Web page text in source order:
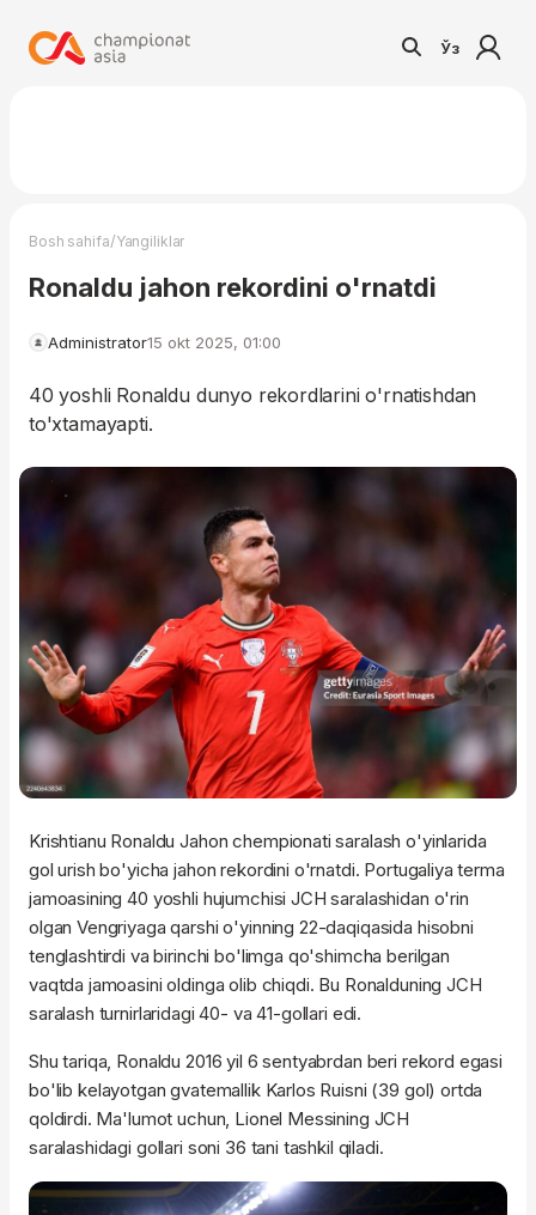
Ўз
Bosh sahifa/Yangiliklar
Ronaldu jahon rekordini o'rnatdi
Administrator15 okt 2025, 01:00
40 yoshli Ronaldu dunyo rekordlarini o'rnatishdan
to'xtamayapti.
Krishtianu Ronaldu Jahon chempionati saralash o'yinlarida
gol urish bo'yicha jahon rekordini o'rnatdi. Portugaliya terma
jamoasining 40 yoshli hujumchisi JCH saralashidan o'rin
olgan Vengriyaga qarshi o'yinning 22-daqiqasida hisobni
tenglashtirdi va birinchi bo'limga qo'shimcha berilgan
vaqtda jamoasini oldinga olib chiqdi. Bu Ronalduning JCH
saralash turnirlaridagi 40- va 41-gollari edi.
Shu tariqa, Ronaldu 2016 yil 6 sentyabrdan beri rekord egasi
bo'lib kelayotgan gvatemallik Karlos Ruisni (39 gol) ortda
qoldirdi. Ma'lumot uchun, Lionel Messining JCH
saralashidagi gollari soni 36 tani tashkil qiladi.